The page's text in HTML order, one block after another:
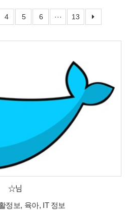
4 5 6 ··· 13
☆님
정보, 육아, IT 정보